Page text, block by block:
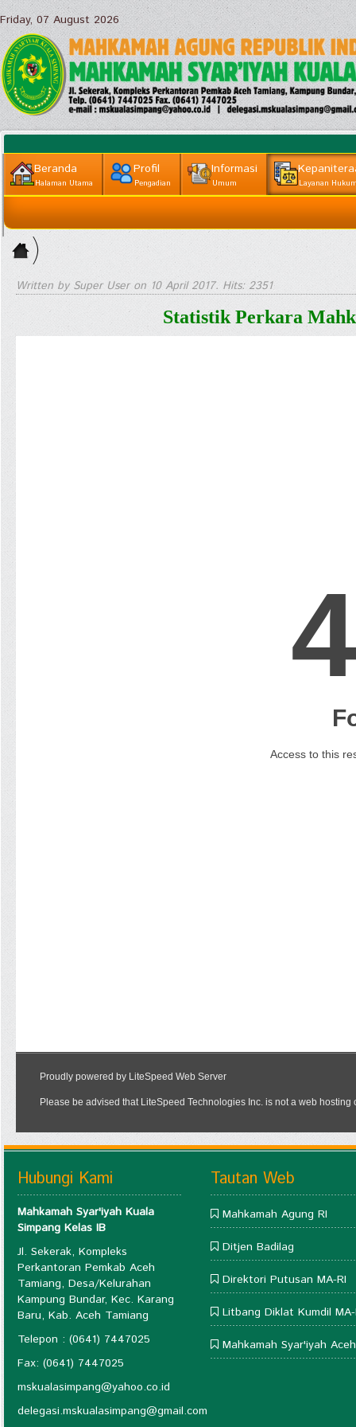
Friday, 07 August 2026
Beranda
Halaman Utama
Profil
Pengadian
Informasi
Umum Layanan
Informasi
Home
Hukum
Written by Super User on 10 April 2017. Hits: 2351
Statistik Perkara
Hubungi Kami
Mahkamah Syar'iyah Kuala
Simpang Kelas IB
Jl. Sekerak, Kompleks
Perkantoran Pemkab Aceh
Tamiang, Desa/Kelurahan
Kampung Bundar, Kec. Karang
Baru, Kab. Aceh Tamiang
Telepon : (0641) 7447025
Fax: (0641) 7447025
mskualasimpang@yahoo.co.id
delegasi.mskualasimpang@gmail.com
Tautan Web
Mahkamah Agung RI
Ditjen Badilag
Direktori Putusan MA-RI
Litbang Diklat Kumdil MA-
Mahkamah Syar'iyah Aceh